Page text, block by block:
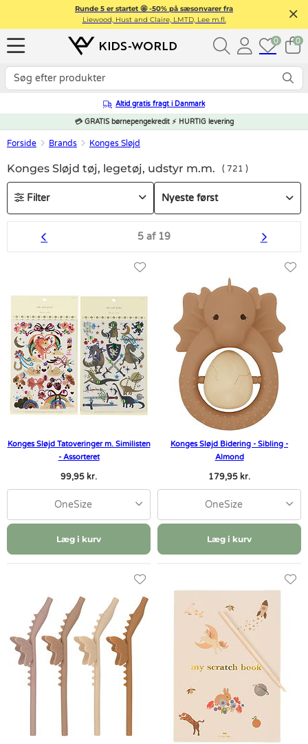
Runde 5 er startet 🤩 -50% på sæsonvarer fra
Liewood, Hust and Claire, LMTD, Lee m.fl.
0 0
Altid gratis fragt i Danmark
💳 GRATIS børnepengekredit ⚡ HURTIG levering
Forside Brands Konges Sløjd
Konges Sløjd tøj, legetøj, udstyr m.m. 721
Filter
5 af 19
Konges Sløjd Tatoveringer m. Similisten
- Assorteret
99,95 kr.
OneSize
Læg i kurv
Konges Sløjd Bidering - Sibling -
Almond
179,95 kr.
OneSize
Læg i kurv